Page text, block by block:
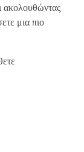
ακολουθώντας
μια πιο